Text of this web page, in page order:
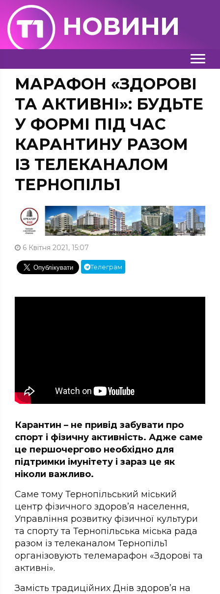
НОВИНИ
МАРАФОН «ЗДОРОВІ
ТА АКТИВНІ»: БУДЬТЕ
У ФОРМІ ПІД ЧАС
КАРАНТИНУ РАЗОМ
ІЗ ТЕЛЕКАНАЛОМ
ТЕРНОПІЛЬ1
6 Квітня 2021, 15:07
Телеграм
Карантин – не привід забувати про
спорт і фізичну активність. Адже саме
це першочергово необхідно для
підтримки імунітету і зараз це як
ніколи важливо.
Саме тому Тернопільський міський
центр фізичного здоров’я населення,
Управління розвитку фізичної культури
та спорту та Тернопільська міська рада
разом із телеканалом Тернопіль1
організовують телемарафон «Здорові та
активні».
Замість традиційних Днів здоров’я на